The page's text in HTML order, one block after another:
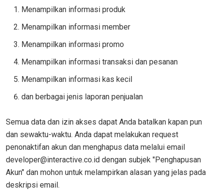
Menampilkan informasi produk
Menampilkan informasi member
Menampilkan informasi promo
Menampilkan informasi transaksi dan pesanan
Menampilkan informasi kas kecil
dan berbagai jenis laporan penjualan
Semua data dan izin akses dapat Anda batalkan kapan pun
dan sewaktu-waktu. Anda dapat melakukan request
penonaktifan akun dan menghapus data melalui email
developer@interactive.co.id dengan subjek "Penghapusan
Akun" dan mohon untuk melampirkan alasan yang jelas pada
deskripsi email.